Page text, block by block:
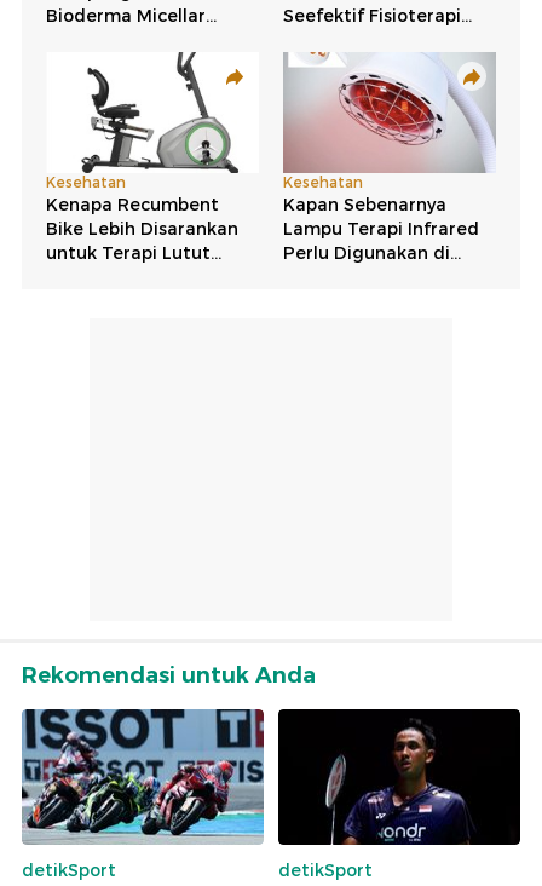
Rekomendasi untuk Anda
detikSport
detikSport